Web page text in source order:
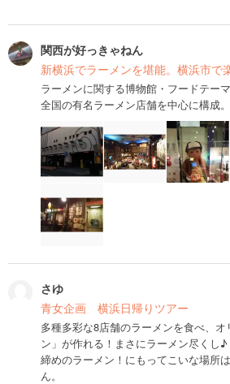
関西が好っきゃねん
新横浜でラーメンを堪能。横浜市で
ラーメンに関する博物館・フードテーマ
全国の有名ラーメン店舗を中心に構成。
さゆ
青女企画 横浜日帰りツアー
多種多彩な8店舗のラーメンを食べ、
ン」が作れる！まさにラーメン尽くし♪
締めのラーメン！にもってこいな場所
ん。